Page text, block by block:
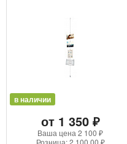
в наличии
от 1 350 ₽
Ваша цена 2 100 ₽